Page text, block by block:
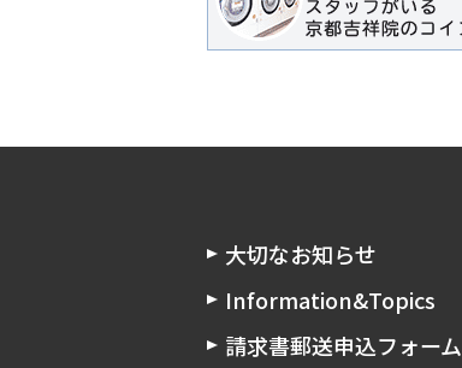
大切なお知らせ
Information&Topics
請求書郵送申込フォーム